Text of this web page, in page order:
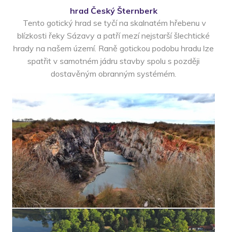
hrad Český Šternberk
Tento gotický hrad se tyčí na skalnatém hřebenu v
blízkosti řeky Sázavy a patří mezí nejstarší šlechtické
hrady na našem území. Raně gotickou podobu hradu lze
spatřit v samotném jádru stavby spolu s později
dostavěným obranným systémém.